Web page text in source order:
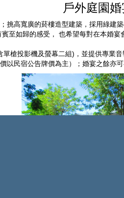
戶外庭園
挑高寬廣的菸樓造型建築，採用綠建
至如歸的感受， 也希望每對在本婚
槍投影機及螢幕二組)，並提供專業
以民宿公告牌價為主）；婚宴之餘亦